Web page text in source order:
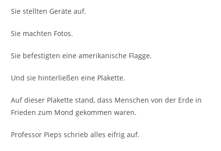
Sie stellten Geräte auf.
Sie machten Fotos.
Sie befestigten eine amerikanische Flagge.
Und sie hinterließen eine Plakette.
Auf dieser Plakette stand, dass Menschen von der Erde in
Frieden zum Mond gekommen waren.
Professor Pieps schrieb alles eifrig auf.